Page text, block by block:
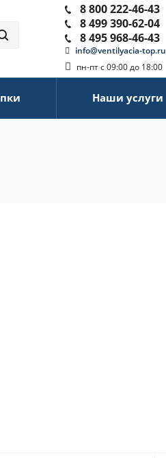
8 800 222-46-43
8 499 390-62-04
8 495 968-46-43
info@ventilyacia-top.ru
пн-пт с 09:00 до 18:00
Наши услуги